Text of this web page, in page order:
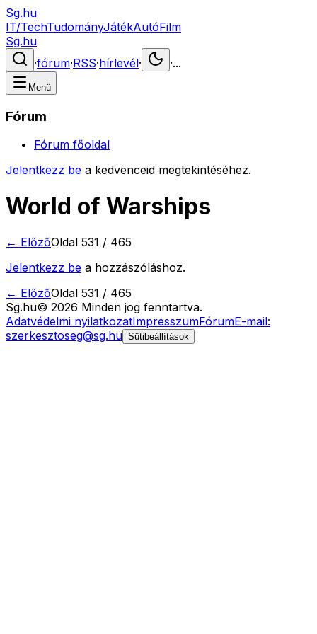
Sg.hu
IT/TechTudományJátékAutóFilm
Sg.hu
·fórum·RSS·hírlevél· ·...
Menü
Fórum
Fórum főoldal
Jelentkezz be a kedvenceid megtekintéséhez.
World of Warships
← ElőzőOldal 531 / 465
Jelentkezz be a hozzászóláshoz.
← ElőzőOldal 531 / 465
Sg.hu© 2026 Minden jog fenntartva.
Adatvédelmi nyilatkozatImpresszumFórumE-mail:
szerkesztoseg@sg.hu Sütibeállítások